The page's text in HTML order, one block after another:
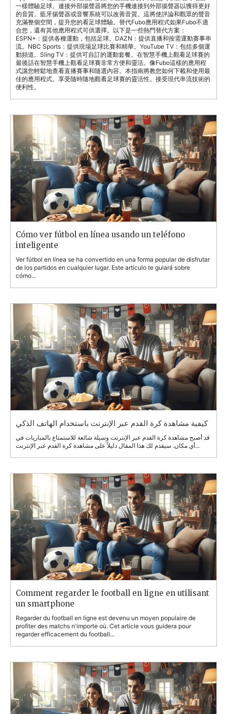
一樣體驗足球。連接外部揚聲器將您的手機連接到外部揚聲器以獲得更好
的音質。藍牙揚聲器或音響系統可以改善音質。這將使評論和觀眾的聲音
充滿整個空間，提升您的看足球體驗。替代Fubo應用程式如果Fubo不適
合您，還有其他應用程式可供選擇。以下是一些熱門替代方案：
ESPN+：提供各種運動，包括足球。DAZN：提供直播和按需運動賽事串
流。NBC Sports：提供現場足球比賽和精華。YouTube TV：包括多個運
動頻道。Sling TV：提供可自訂的運動套餐。在智慧手機上觀看足球賽的
最後話在智慧手機上觀看足球賽非常方便和靈活。像Fubo這樣的應用程
式讓您輕鬆地查看直播賽事和隨選內容。本指南將教您如何下載和使用最
佳的應用程式。享受隨時隨地觀看足球賽的靈活性。接受現代串流技術的
便利性。
Cómo ver fútbol en línea usando un teléfono
inteligente
Ver fútbol en línea se ha convertido en una forma popular de disfrutar
de los partidos en cualquier lugar. Este artículo te guiará sobre
cómo...
كيفية مشاهدة كرة القدم عبر الإنترنت باستخدام الهاتف الذكي
قد أصبح مشاهدة كرة القدم عبر الإنترنت وسيلة شائعة للاستمتاع بالمباريات في
أي مكان. سيقدم لك هذا المقال دليلاً على مشاهدة كرة القدم عبر الإنترنت...
Comment regarder le football en ligne en utilisant
un smartphone
Regarder du football en ligne est devenu un moyen populaire de
profiter des matchs n'importe où. Cet article vous guidera pour
regarder efficacement du football...